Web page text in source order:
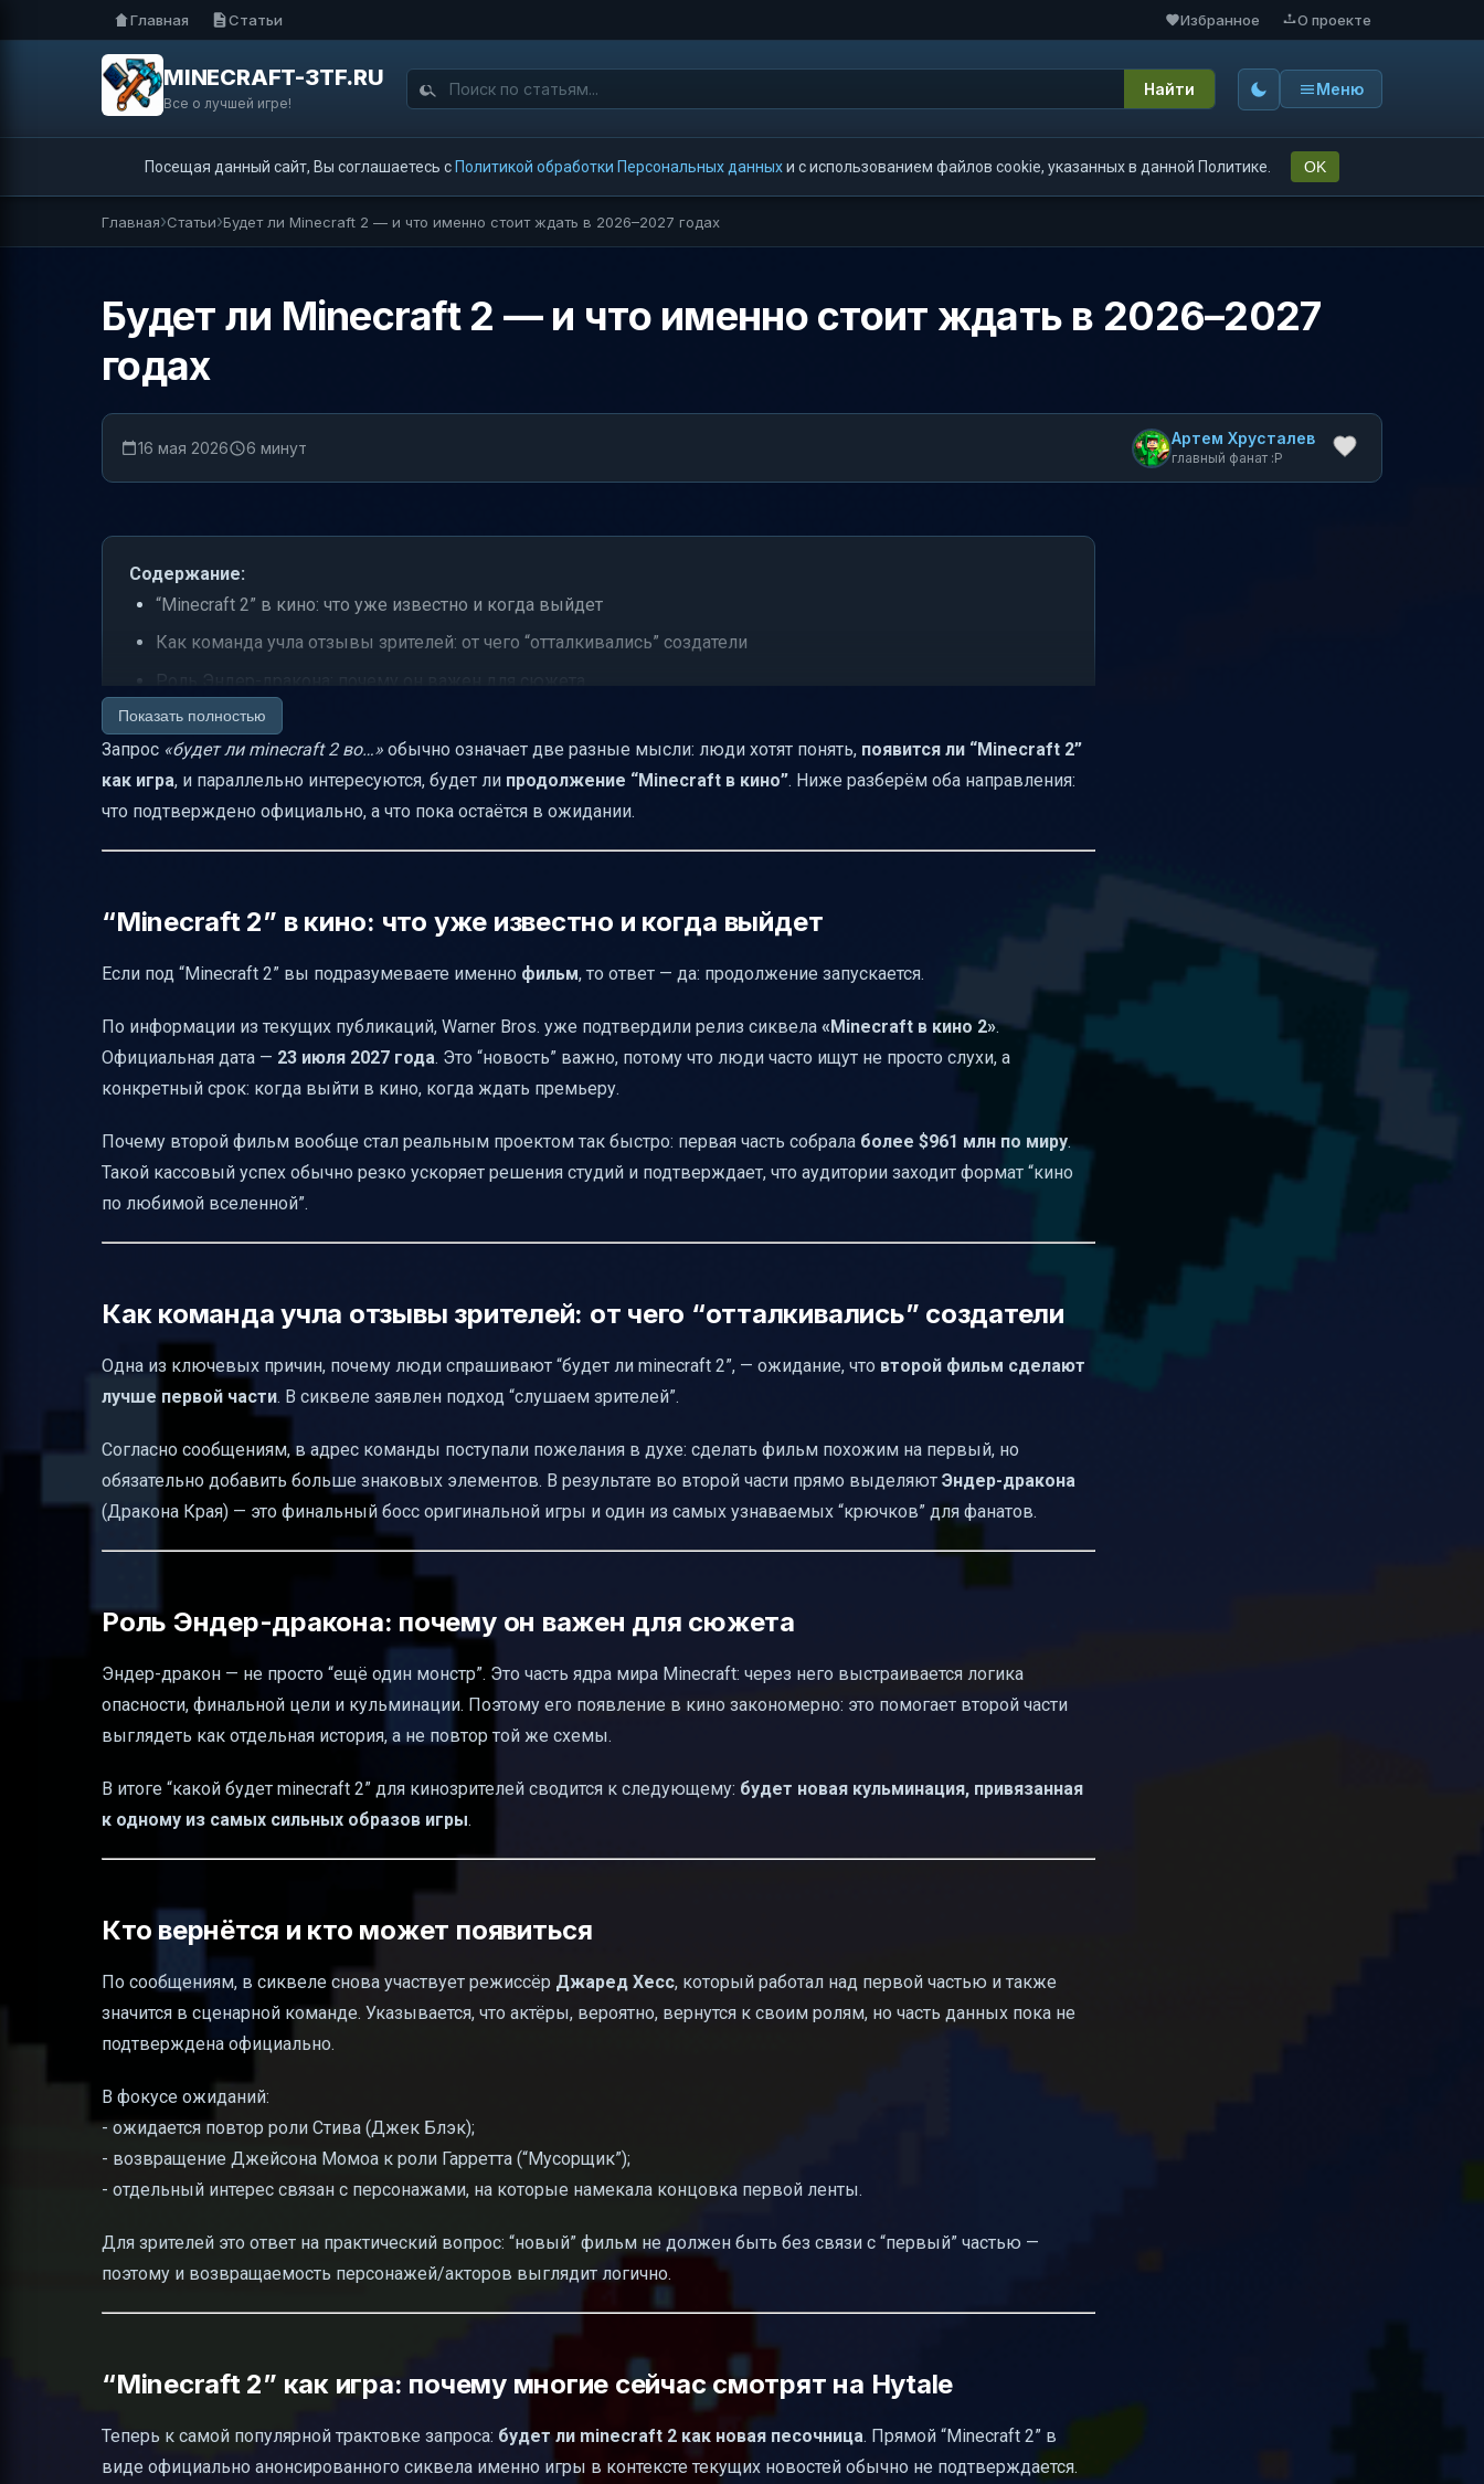
Главная Статьи Избранное О проекте
MINECRAFT-3TF.RU
Все о лучшей игре!
Найти Меню
Посещая данный сайт, Вы соглашаетесь с Политикой обработки Персональных данныхи с использованием файлов cookie, указанных в данной Политике. OK
Главная Статьи Будет ли Minecraft 2 — и что именно стоит ждать в 2026–2027 годах
Будет ли Minecraft 2 — и что именно стоит ждать в 2026–2027
годах
16 мая 2026 6 минут Артем Хрусталев
главный фанат :P
Содержание:
“Minecraft 2” в кино: что уже известно и когда выйдет
Как команда учла отзывы зрителей: от чего “отталкивались” создатели
Роль Эндер-дракона: почему он важен для сюжета
Кто вернётся и кто может появиться
“Minecraft 2” как игра: почему многие сейчас смотрят на Hytale
Почему Hytale называют “Minecraft 2” и чем он отличается
Как купить Hytale в России и какие риски есть у посредников
Системные требования Hytale: на что ориентироваться
Так будет ли “Minecraft 2” — короткий ответ
Главное, что нужно помнить перед ожиданием “второй части”
Показать полностью
Запрос «будет ли minecraft 2 во…» обычно означает две разные мысли: люди хотят понять, появится ли “Minecraft 2”
как игра, и параллельно интересуются, будет ли продолжение “Minecraft в кино”. Ниже разберём оба направления:
что подтверждено официально, а что пока остаётся в ожидании.
“Minecraft 2” в кино: что уже известно и когда выйдет
Если под “Minecraft 2” вы подразумеваете именно фильм, то ответ — да: продолжение запускается.
По информации из текущих публикаций, Warner Bros. уже подтвердили релиз сиквела «Minecraft в кино 2».
Официальная дата — 23 июля 2027 года. Это “новость” важно, потому что люди часто ищут не просто слухи, а
конкретный срок: когда выйти в кино, когда ждать премьеру.
Почему второй фильм вообще стал реальным проектом так быстро: первая часть собрала более $961 млн по миру.
Такой кассовый успех обычно резко ускоряет решения студий и подтверждает, что аудитории заходит формат “кино
по любимой вселенной”.
Как команда учла отзывы зрителей: от чего “отталкивались” создатели
Одна из ключевых причин, почему люди спрашивают “будет ли minecraft 2”, — ожидание, что второй фильм сделают
лучше первой части. В сиквеле заявлен подход “слушаем зрителей”.
Согласно сообщениям, в адрес команды поступали пожелания в духе: сделать фильм похожим на первый, но
обязательно добавить больше знаковых элементов. В результате во второй части прямо выделяют Эндер-дракона
(Дракона Края) — это финальный босс оригинальной игры и один из самых узнаваемых “крючков” для фанатов.
Роль Эндер-дракона: почему он важен для сюжета
Эндер-дракон — не просто “ещё один монстр”. Это часть ядра мира Minecraft: через него выстраивается логика
опасности, финальной цели и кульминации. Поэтому его появление в кино закономерно: это помогает второй части
выглядеть как отдельная история, а не повтор той же схемы.
В итоге “какой будет minecraft 2” для кинозрителей сводится к следующему: будет новая кульминация, привязанная
к одному из самых сильных образов игры.
Кто вернётся и кто может появиться
По сообщениям, в сиквеле снова участвует режиссёр Джаред Хесс, который работал над первой частью и также
значится в сценарной команде. Указывается, что актёры, вероятно, вернутся к своим ролям, но часть данных пока не
подтверждена официально.
В фокусе ожиданий:
- ожидается повтор роли Стива (Джек Блэк);
- возвращение Джейсона Момоа к роли Гарретта (“Мусорщик”);
- отдельный интерес связан с персонажами, на которые намекала концовка первой ленты.
Для зрителей это ответ на практический вопрос: “новый” фильм не должен быть без связи с “первый” частью —
поэтому и возвращаемость персонажей/акторов выглядит логично.
“Minecraft 2” как игра: почему многие сейчас смотрят на Hytale
Теперь к самой популярной трактовке запроса: будет ли minecraft 2 как новая песочница. Прямой “Minecraft 2” в
виде официально анонсированного сиквела именно игры в контексте текущих новостей обычно не подтверждается.